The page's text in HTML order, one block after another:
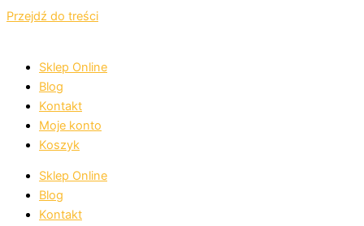
Przejdź do treści
Sklep Online
Blog
Kontakt
Moje konto
Koszyk
Sklep Online
Blog
Kontakt